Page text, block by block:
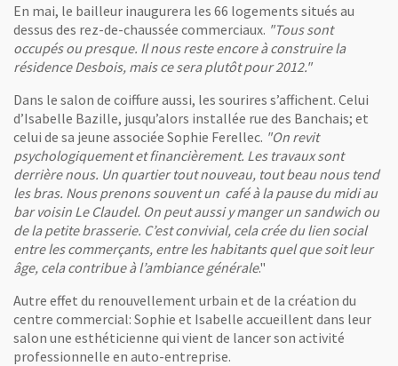
En mai, le bailleur inaugurera les 66 logements situés au
dessus des rez-de-chaussée commerciaux. "Tous sont
occupés ou presque. Il nous reste encore à construire la
résidence Desbois, mais ce sera plutôt pour 2012."
Dans le salon de coiffure aussi, les sourires s’affichent. Celui
d’Isabelle Bazille, jusqu’alors installée rue des Banchais; et
celui de sa jeune associée Sophie Ferellec. "On revit
psychologiquement et financièrement. Les travaux sont
derrière nous. Un quartier tout nouveau, tout beau nous tend
les bras. Nous prenons souvent un café à la pause du midi au
bar voisin Le Claudel. On peut aussi y manger un sandwich ou
de la petite brasserie. C’est convivial, cela crée du lien social
entre les commerçants, entre les habitants quel que soit leur
âge, cela contribue à l’ambiance générale."
Autre effet du renouvellement urbain et de la création du
centre commercial: Sophie et Isabelle accueillent dans leur
salon une esthéticienne qui vient de lancer son activité
professionnelle en auto-entreprise.